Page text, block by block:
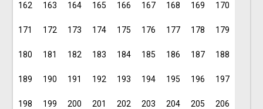
162 163 164 165 166 167 168 169 170
171 172 173 174 175 176 177 178 179
180 181 182 183 184 185 186 187 188
189 190 191 192 193 194 195 196 197
198 199 200 201 202 203 204 205 206